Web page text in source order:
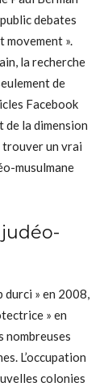
debates
movement ».
la recherche
de
Facebook
la dimension
trouver un vrai
musulmane
durci » en 2008,
» en
nombreuses
L’occupation
colonies